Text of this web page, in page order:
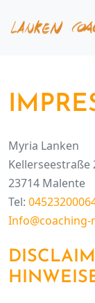
Myria Lanken
Kellerseestraße
23714 Malente
Tel: